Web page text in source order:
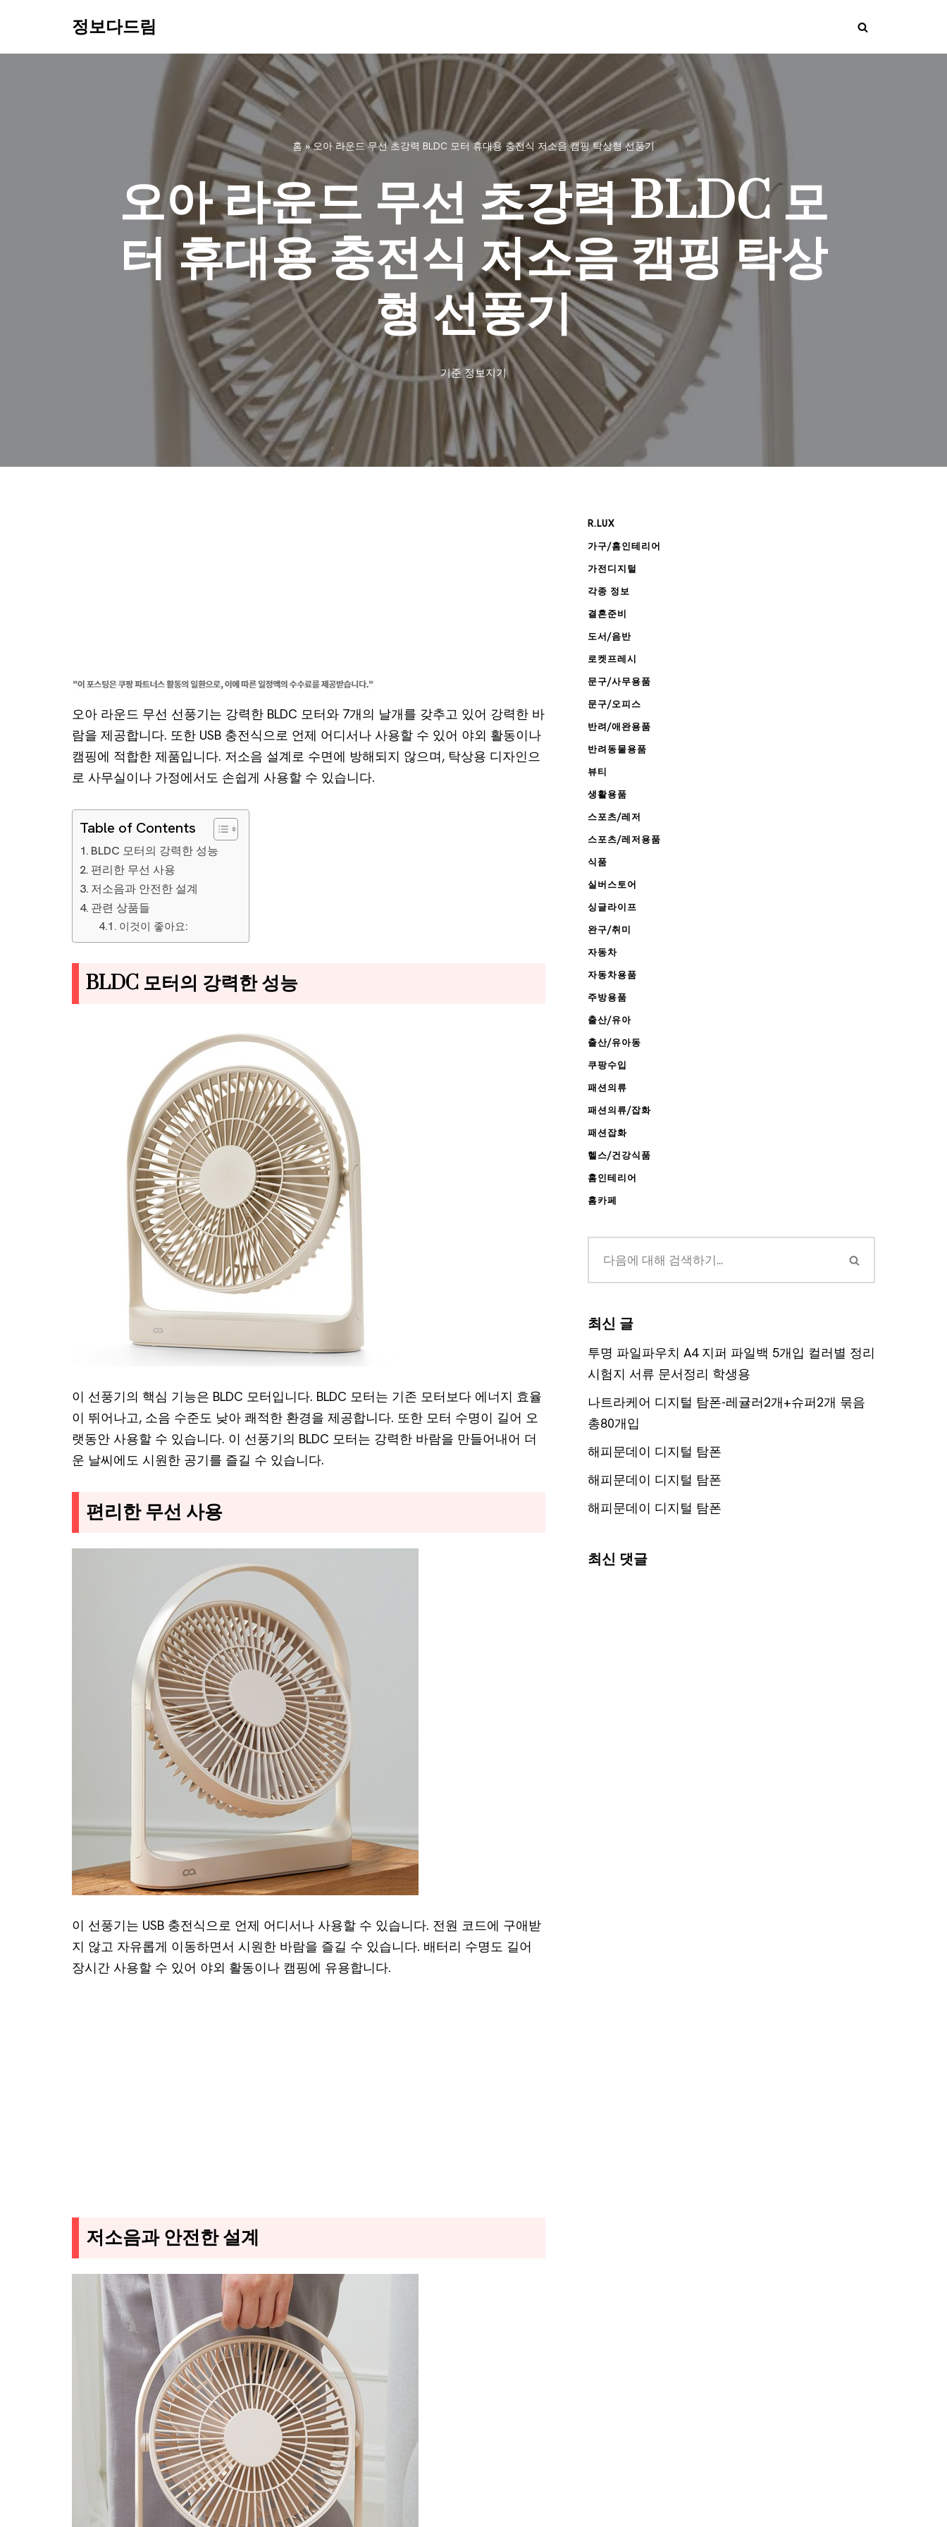
정보다드림
홈 »오아 라운드 무선 초강력 BLDC 모터 휴대용 충전식 저소음 캠핑 탁상형 선풍기
오아 라운드 무선 초강력 BLDC 모
터 휴대용 충전식 저소음 캠핑 탁상
형 선풍기
기준 정보지기
오아 라운드 무선 선풍기는 강력한 BLDC 모터와 7개의 날개를 갖추고 있어 강력한 바
람을 제공합니다. 또한 USB 충전식으로 언제 어디서나 사용할 수 있어 야외 활동이나
캠핑에 적합한 제품입니다. 저소음 설계로 수면에 방해되지 않으며, 탁상용 디자인으
로 사무실이나 가정에서도 손쉽게 사용할 수 있습니다.
Table of Contents
BLDC 모터의 강력한 성능
편리한 무선 사용
저소음과 안전한 설계
관련 상품들
이것이 좋아요:
BLDC 모터의 강력한 성능
이 선풍기의 핵심 기능은 BLDC 모터입니다. BLDC 모터는 기존 모터보다 에너지 효율
이 뛰어나고, 소음 수준도 낮아 쾌적한 환경을 제공합니다. 또한 모터 수명이 길어 오
랫동안 사용할 수 있습니다. 이 선풍기의 BLDC 모터는 강력한 바람을 만들어내어 더
운 날씨에도 시원한 공기를 즐길 수 있습니다.
편리한 무선 사용
이 선풍기는 USB 충전식으로 언제 어디서나 사용할 수 있습니다. 전원 코드에 구애받
지 않고 자유롭게 이동하면서 시원한 바람을 즐길 수 있습니다. 배터리 수명도 길어
장시간 사용할 수 있어 야외 활동이나 캠핑에 유용합니다.
저소음과 안전한 설계
R.LUX
가구/홈인테리어
가전디지털
각종 정보
결혼준비
도서/음반
로켓프레시
문구/사무용품
문구/오피스
반려/애완용품
반려동물용품
뷰티
생활용품
스포츠/레저
스포츠/레저용품
식품
실버스토어
싱글라이프
완구/취미
자동차
자동차용품
주방용품
출산/유아
출산/유아동
쿠팡수입
패션의류
패션의류/잡화
패션잡화
헬스/건강식품
홈인테리어
홈카페
최신 글
투명 파일파우치 A4 지퍼 파일백 5개입 컬러별 정리
시험지 서류 문서정리 학생용
나트라케어 디지털 탐폰-레귤러2개+슈퍼2개 묶음
총80개입
해피문데이 디지털 탐폰
해피문데이 디지털 탐폰
해피문데이 디지털 탐폰
최신 댓글